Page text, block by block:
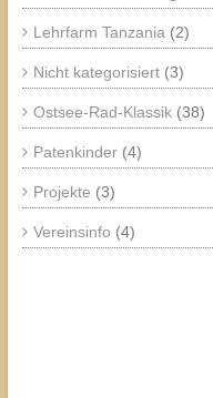
Lehrfarm Tanzania (2)
Nicht kategorisiert(3)
Ostsee-Rad-Klassik(38)
Patenkinder(4)
Projekte (3)
Vereinsinfo (4)